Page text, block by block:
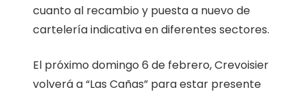
cuanto al recambio y puesta a nuevo de
cartelería indicativa en diferentes sectores.
El próximo domingo 6 de febrero, Crevoisier
volverá a “Las Cañas” para estar presente